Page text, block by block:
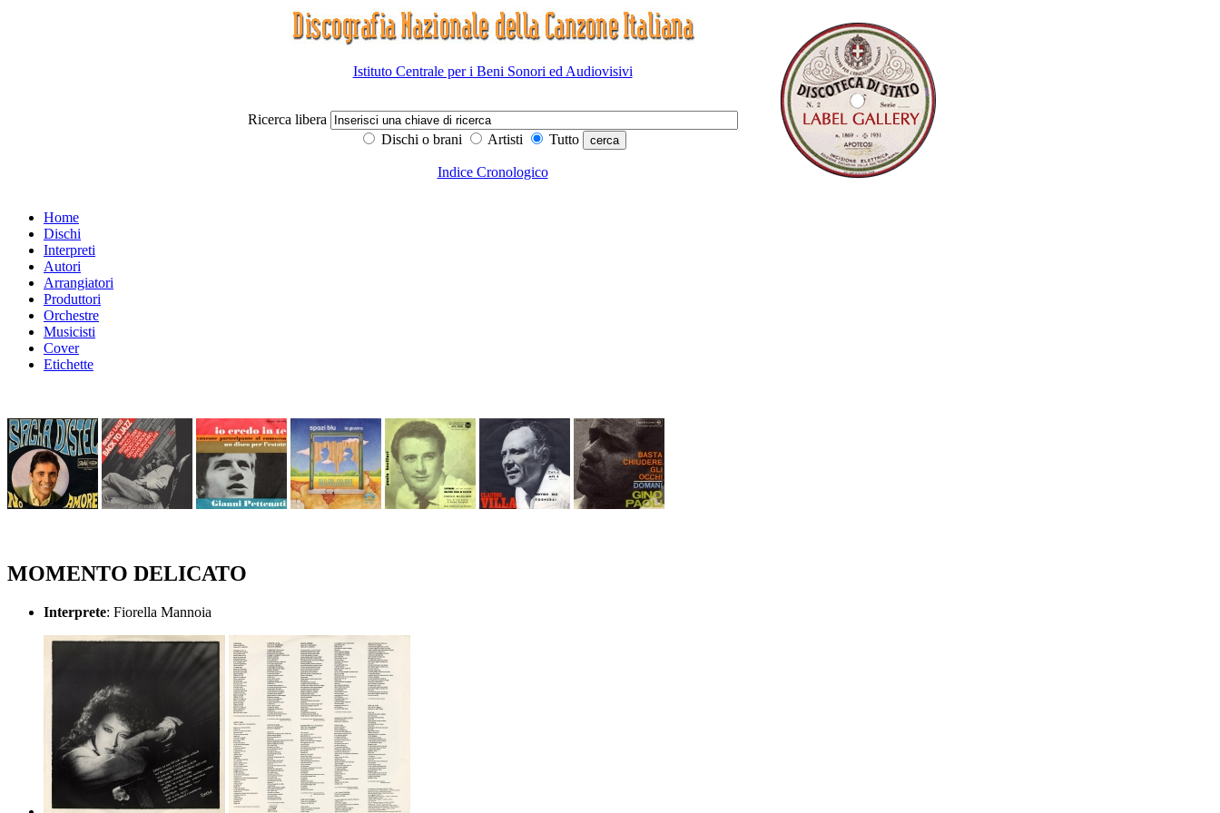
Istituto Centrale per i Beni Sonori ed Audiovisivi
Ricerca libera
Dischi o brani
Artisti Tutto
Indice Cronologico
Home
Dischi
Interpreti
Autori
Arrangiatori
Produttori
Orchestre
Musicisti
Cover
Etichette
MOMENTO DELICATO
Interprete: Fiorella Mannoia